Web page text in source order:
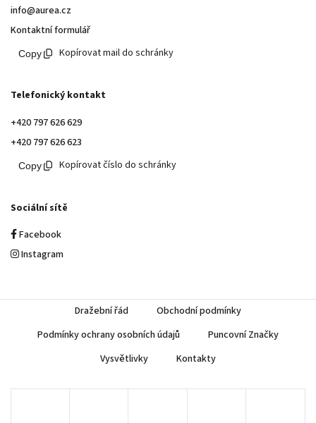
info@aurea.cz
Kontaktní formulář
Kopírovat mail do schránky
Telefonický kontakt
+420 797 626 629
+420 797 626 623
Kopírovat číslo do schránky
Sociální sítě
Facebook
Instagram
Dražební řád
Obchodní podmínky
Podmínky ochrany osobních údajů
Puncovní Značky
Vysvětlivky
Kontakty